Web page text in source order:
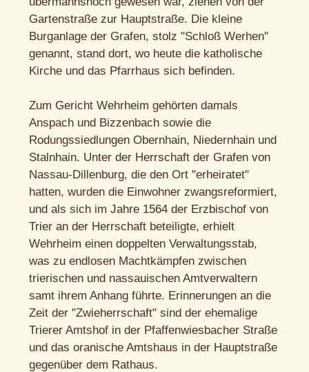
Gartenstraße zur Hauptstraße. Die kleine
Burganlage der Grafen, stolz "Schloß Werhen"
genannt, stand dort, wo heute die katholische
Kirche und das Pfarrhaus sich befinden.
Zum Gericht Wehrheim gehörten damals
Anspach und Bizzenbach sowie die
Rodungssiedlungen Obernhain, Niedernhain und
Stalnhain. Unter der Herrschaft der Grafen von
Nassau-Dillenburg, die den Ort "erheiratet"
hatten, wurden die Einwohner zwangsreformiert,
und als sich im Jahre 1564 der Erzbischof von
Trier an der Herrschaft beteiligte, erhielt
Wehrheim einen doppelten Verwaltungsstab,
was zu endlosen Machtkämpfen zwischen
trierischen und nassauischen Amtverwaltern
samt ihrem Anhang führte. Erinnerungen an die
Zeit der "Zwieherrschaft" sind der ehemalige
Trierer Amtshof in der Pfaffenwiesbacher Straße
und das oranische Amtshaus in der Hauptstraße
gegenüber dem Rathaus.